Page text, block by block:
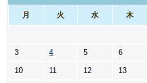
ー
月 火 水 木
3 4 5 6
10 11 12 13